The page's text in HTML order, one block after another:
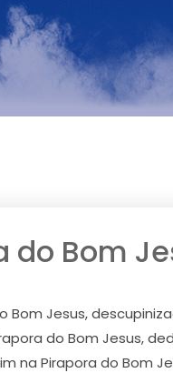
do Bom
Jesus,
do Bom Jesus,
na Pirapora do Bom